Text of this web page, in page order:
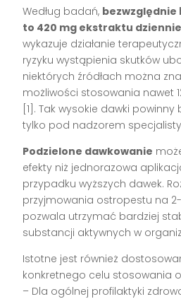
Według badań, bezwzględnie
to 420 mg ekstraktu dziennie
wykazuje działanie
ryzyku wystąpienia skutków
niektórych źródłach można
możliwości stosowania nawet
[1]. Tak wysokie dawki
tylko pod nadzorem
Podzielone dawkowanie
efekty niż jednorazowa
przypadku wyższych dawek.
przyjmowania ostropestu na
pozwala utrzymać bardziej
substancji aktywnych w
Istotne jest również
konkretnego celu stosowania
– Dla ogólnej profilaktyki